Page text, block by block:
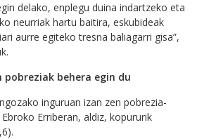
delako, enplegu duina indartzeko eta
neurriak hartu baitira, eskubideak
aurre egiteko tresna baliagarri gisa”,
behera egin du
inguruan izan zen pobrezia-
Erriberan, aldiz, kopururik